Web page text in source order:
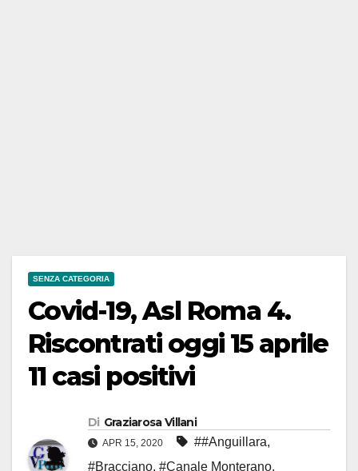
SENZA CATEGORIA
Covid-19, Asl Roma 4.
Riscontrati oggi 15 aprile
11 casi positivi
Di Graziarosa Villani
APR 15, 2020 ##Anguillara,
#Bracciano, #Canale Monterano,